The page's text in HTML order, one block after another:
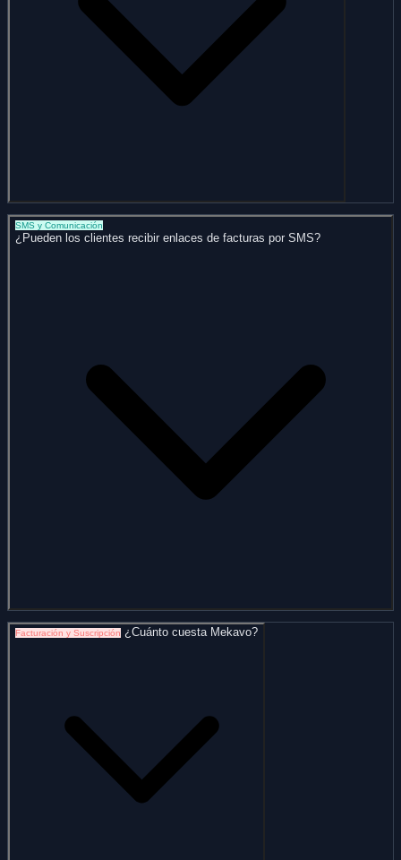
SMS y Comunicación
¿Pueden los clientes recibir enlaces de facturas por SMS?
Facturación y Suscripción ¿Cuánto cuesta Mekavo?